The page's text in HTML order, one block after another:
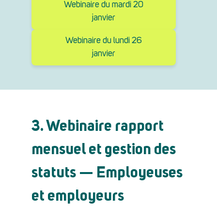
Webinaire du mardi 20
janvier
Webinaire du lundi 26
janvier
3. Webinaire rapport
mensuel et gestion des
statuts — Employeuses
et employeurs